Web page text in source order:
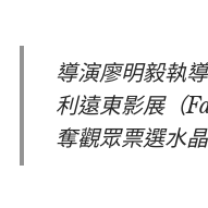
導演廖明毅執
利遠東影展（
奪觀眾票選水